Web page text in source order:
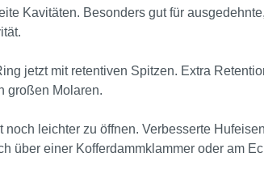
Kavitäten. Besonders gut für
jetzt mit retentiven Spitzen. Extra
großen Molaren.
leichter zu öffnen. Verbesserte
über einer Kofferdammklammer oder am